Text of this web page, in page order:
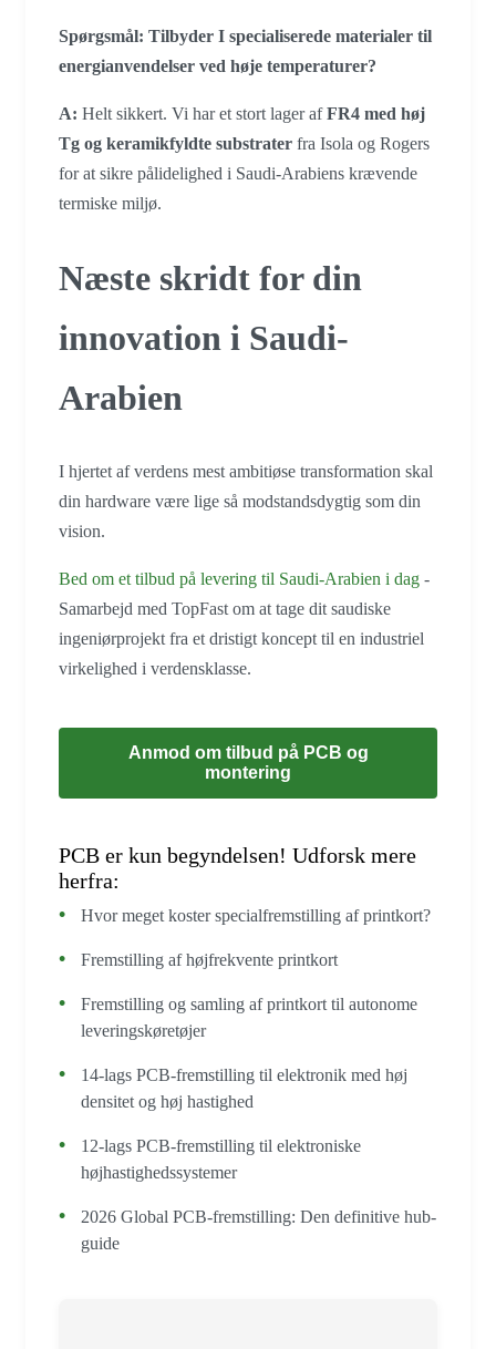
Spørgsmål: Tilbyder I specialiserede materialer til
energianvendelser ved høje temperaturer?
A: Helt sikkert. Vi har et stort lager afFR4 med høj
Tg og keramikfyldte substrater fra Isola og Rogers
for at sikre pålidelighed i Saudi-Arabiens krævende
termiske miljø.
Næste skridt for din
innovation i Saudi-
Arabien
I hjertet af verdens mest ambitiøse transformation skal
din hardware være lige så modstandsdygtig som din
vision.
Bed om et tilbud på levering til Saudi-Arabien i dag -
Samarbejd med TopFast om at tage dit saudiske
ingeniørprojekt fra et dristigt koncept til en industriel
virkelighed i verdensklasse.
Anmod om tilbud på PCB og
montering
PCB er kun begyndelsen! Udforsk mere
herfra:
Hvor meget koster specialfremstilling af printkort?
Fremstilling af højfrekvente printkort
Fremstilling og samling af printkort til autonome
leveringskøretøjer
14-lags PCB-fremstilling til elektronik med høj
densitet og høj hastighed
12-lags PCB-fremstilling til elektroniske
højhastighedssystemer
2026 Global PCB-fremstilling: Den definitive hub-
guide